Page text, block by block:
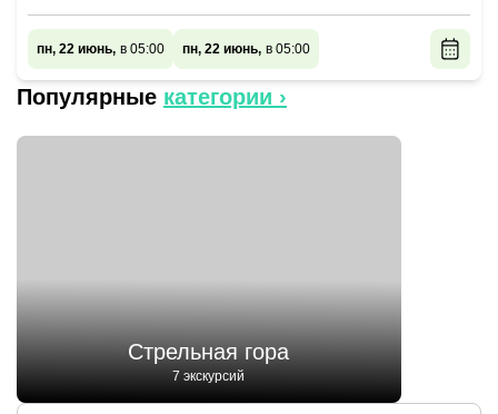
пн, 22 июнь, в 05:00 пн, 22 июнь, в 05:00
Популярные категории ›
Стрельная гора
7 экскурсий